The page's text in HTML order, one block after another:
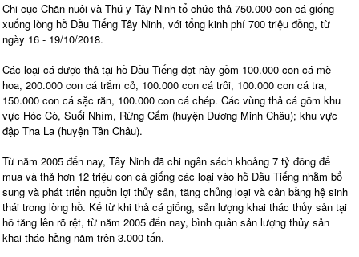
Chi cục Chăn nuôi và Thú y Tây Ninh tổ chức thả 750.000 con cá giống
xuống lòng hồ Dầu Tiếng Tây Ninh, với tổng kinh phí 700 triệu đồng, từ
ngày 16 - 19/10/2018.
Các loại cá được thả tại hồ Dầu Tiếng đợt này gồm 100.000 con cá mè
hoa, 200.000 con cá trắm cỏ, 100.000 con cá trôi, 100.000 con cá tra,
150.000 con cá sặc rằn, 100.000 con cá chép. Các vùng thả cá gồm khu
vực Hóc Cò, Suối Nhím, Rừng Cấm (huyện Dương Minh Châu); khu vực
đập Tha La (huyện Tân Châu).
Từ năm 2005 đến nay, Tây Ninh đã chi ngân sách khoảng 7 tỷ đồng để
mua và thả hơn 12 triệu con cá giống các loại vào hồ Dầu Tiếng nhằm bổ
sung và phát triển nguồn lợi thủy sản, tăng chủng loại và cân bằng hệ sinh
thái trong lòng hồ. Kể từ khi thả cá giống, sản lượng khai thác thủy sản tại
hồ tăng lên rõ rệt, từ năm 2005 đến nay, bình quân sản lượng thủy sản
khai thác hằng năm trên 3.000 tấn.